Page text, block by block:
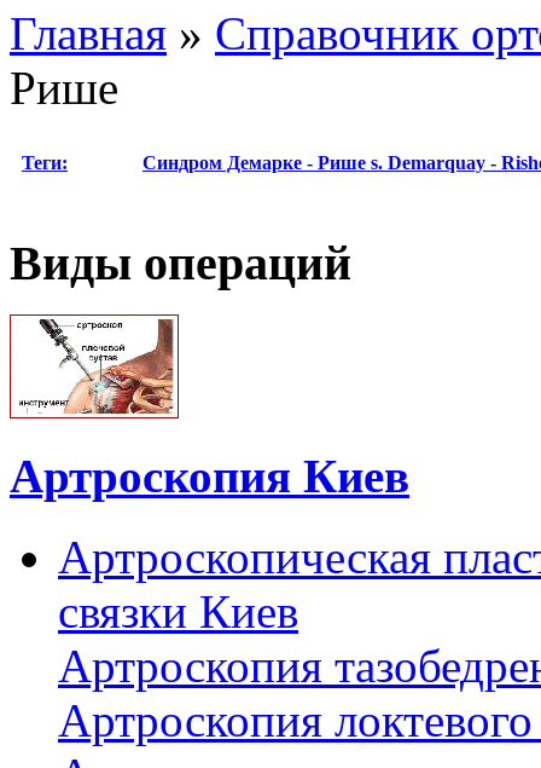
Главная » Справочник
Рише
Теги: Синдром Демарке - Рише s. Demarquay -
Виды операций
Артроскопия Киев
Артроскопическая
связки Киев
Артроскопия
Артроскопия